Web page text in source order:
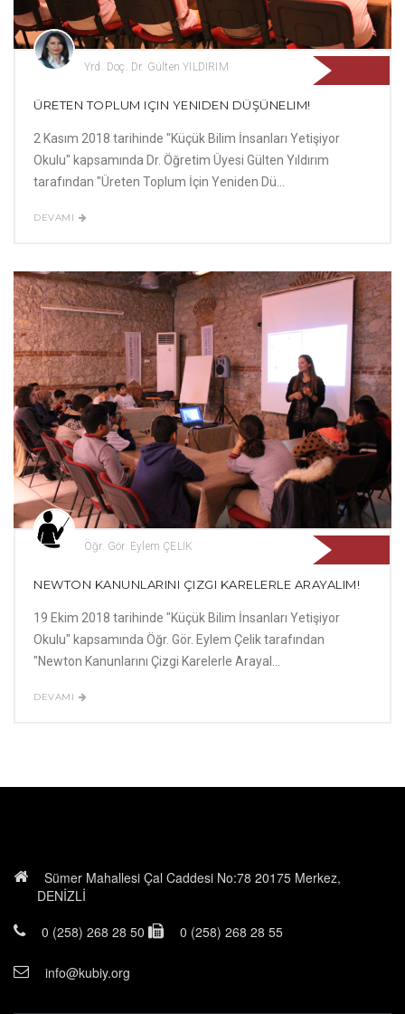
Yrd. Doç. Dr. Gülten YILDIRIM
ÜRETEN TOPLUM IÇIN YENIDEN DÜŞÜNELIM!
2 Kasım 2018 tarihinde "Küçük Bilim İnsanları Yetişiyor
Okulu" kapsamında Dr. Öğretim Üyesi Gülten Yıldırım
tarafından "Üreten Toplum İçin Yeniden Dü...
DEVAMI
Öğr. Gör. Eylem ÇELİK
NEWTON KANUNLARINI ÇIZGI KARELERLE ARAYALIM!
19 Ekim 2018 tarihinde "Küçük Bilim İnsanları Yetişiyor
Okulu" kapsamında Öğr. Gör. Eylem Çelik tarafından
"Newton Kanunlarını Çizgi Karelerle Arayal...
DEVAMI
Sümer Mahallesi Çal Caddesi No:78 20175 Merkez,
DENİZLİ
0 (258) 268 28 50
0 (258) 268 28 55
info@kubiy.org